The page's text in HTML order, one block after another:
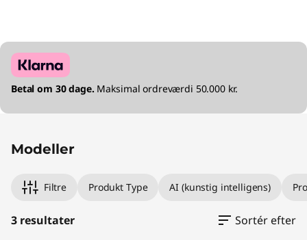
Betal om 30 dage. Maksimal ordreværdi 50.000 kr.
Modeller
Filtre Produkt Type AI (kunstig intelligens)
3 resultater Sortér efter